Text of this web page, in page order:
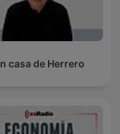
casa de Herrero